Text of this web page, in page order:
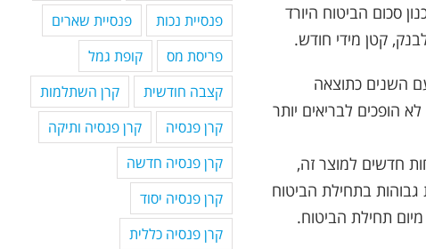
סכום הביטוח היורד
קטן מידי חודש.
השנים כתוצאה
הופכים לבריאים יותר
חדשים למוצר זה,
בתחילת הביטוח
פנסיית נכות
פנסיית שארים
פריסת מס
קופת גמל
קצבה חודשית
קרן השתלמות
קרן פנסיה
קרן פנסיה ותיקה
קרן פנסיה חדשה
קרן פנסיה יסוד
קרן פנסיה כללית